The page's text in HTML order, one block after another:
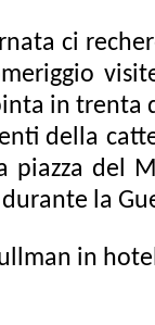
ci
in trenta
della
piazza del
la
in